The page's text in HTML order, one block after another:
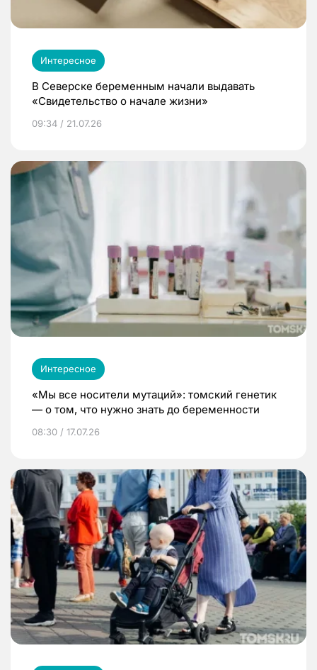
Интересное
В Северске беременным начали выдавать
«Свидетельство о начале жизни»
09:34 / 21.07.26
Интересное
«Мы все носители мутаций»: томский генетик
— о том, что нужно знать до беременности
08:30 / 17.07.26